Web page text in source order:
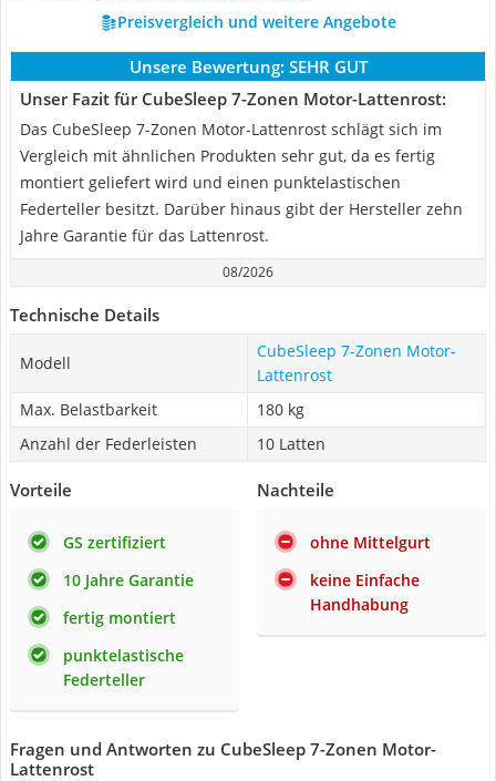
Preisvergleich und weitere Angebote
Unsere Bewertung: SEHR GUT
Unser Fazit für CubeSleep 7-Zonen Motor-Lattenrost:
Das CubeSleep 7-Zonen Motor-Lattenrost schlägt sich im
Vergleich mit ähnlichen Produkten sehr gut, da es fertig
montiert geliefert wird und einen punktelastischen
Federteller besitzt. Darüber hinaus gibt der Hersteller zehn
Jahre Garantie für das Lattenrost.
08/2026
Technische Details
Modell
CubeSleep 7-Zonen Motor-
Lattenrost
Max. Belastbarkeit
180 kg
Anzahl der Federleisten
10 Latten
Vorteile
GS zertifiziert
10 Jahre Garantie
fertig montiert
punktelastische
Federteller
Nachteile
ohne Mittelgurt
keine Einfache
Handhabung
Fragen und Antworten zu CubeSleep 7-Zonen Motor-
Lattenrost